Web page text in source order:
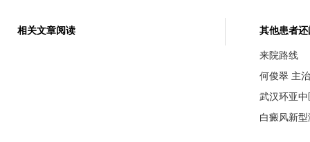
相关文章阅读 其他患者
来院路线
何俊翠 主
武汉环亚
白癜风新